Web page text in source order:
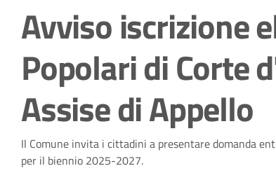
Avviso iscrizione
Popolari di Corte
Assise di Appello
Dettagli della notizia
Il Comune invita i cittadini a presentare domanda
per il biennio 2025-2027.